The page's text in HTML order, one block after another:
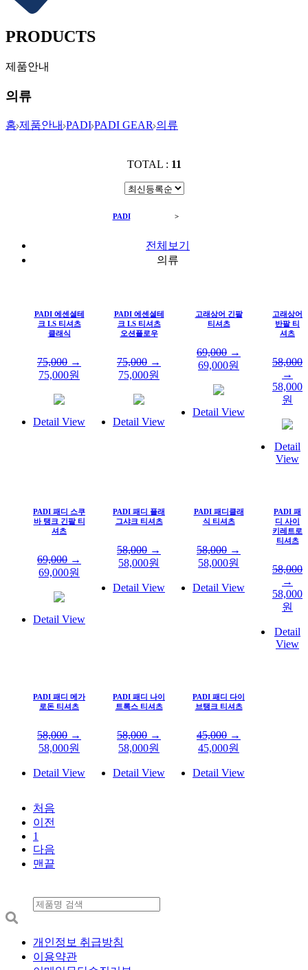
PRODUCTS
제품안내
의류
홈 제품안내 PADI PADI GEAR 의류
TOTAL : 11
PADIPADI GEAR >
전체보기
의류
PADI 에센셜테
크 LS 티셔츠
클래식
75,000 →
75,000원
Detail View
PADI 에센셜테
크 LS 티셔츠
오션플로우
75,000 →
75,000원
Detail View
고래상어 긴팔
티셔츠
69,000 →
69,000원
Detail View
고래상어
반팔 티
셔츠
58,000
→
58,000
원
Detail
View
PADI 패디 스쿠
바 탱크 긴팔 티
셔츠
69,000 →
69,000원
Detail View
PADI 패디 플래
그샤크 티셔츠
58,000 →
58,000원
Detail View
PADI 패디클래
식 티셔츠
58,000 →
58,000원
Detail View
PADI 패
디 사이
키레트로
티셔츠
58,000
→
58,000
원
Detail
View
PADI 패디 메가
로돈 티셔츠
58,000 →
58,000원
Detail View
PADI 패디 나이
트록스 티셔츠
58,000 →
58,000원
Detail View
PADI 패디 다이
브탱크 티셔츠
45,000 →
45,000원
Detail View
처음
이전
1
다음
맨끝
개인정보 취급방침
이용약관